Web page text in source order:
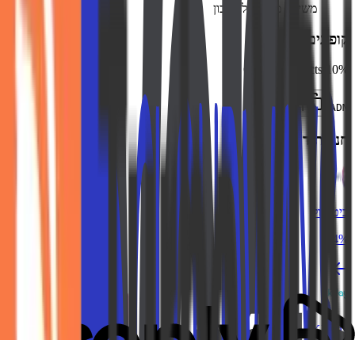
משיכה מהירה לחשבון
קופונים זמינים
10% Off all Products
ADM העתק
חנויות דומות
ביטוחול
4%
KKday